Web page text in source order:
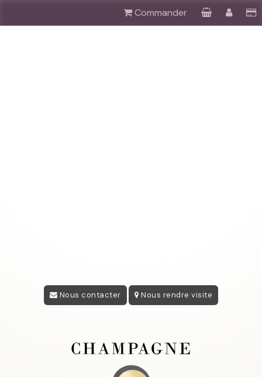
Commander
Nous contacter Nous rendre visite